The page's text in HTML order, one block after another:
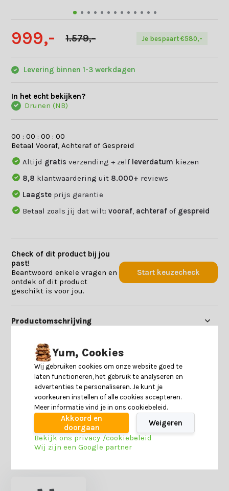
999,- 1.579,- Je bespaart €580,-
Levering binnen 1-3 werkdagen
In het echt bekijken?
Drunen (NB)
00 :00 :00 :00
Betaal Vooraf, Achteraf of Gespreid
Altijd gratisverzending + zelf leverdatum kiezen
8,8 klantwaardering uit 8.000+ reviews
Laagste prijs garantie
Betaal zoals jij dat wilt:vooraf achteraf of gespreid
Check of dit product bij jou
past!
Beantwoord enkele vragen en
ontdek of dit product
geschikt is voor jou.
Start keuzecheck
Productomschrijving
Specificaties
Reviews
Heb je nog interesse in deze recent bekeken
Yum, Cookies
Wij gebruiken cookies om onze website goed te
laten functioneren, het gebruik te analyseren en
advertenties te personaliseren. Je kunt je
voorkeuren instellen of alle cookies accepteren.
Meer informatie vind je in ons cookiebeleid.
Akkoord en
doorgaan
Weigeren
Bekijk ons privacy-/cookiebeleid
Wij zijn een Google partner